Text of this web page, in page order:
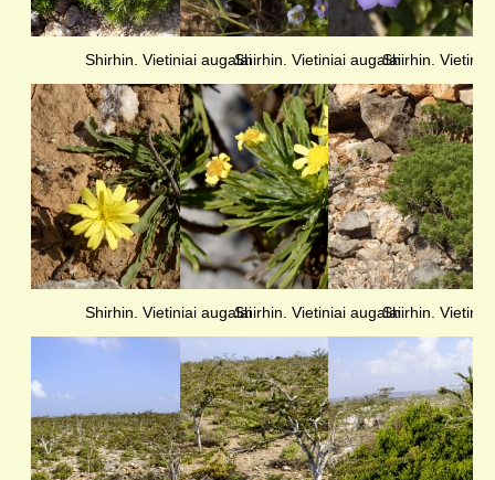
Shirhin. Vietiniai augalaiShirhin. Vietiniai augalaiShirhin.
Shirhin. Vietiniai augalaiShirhin. Vietiniai augalaiShirhin.